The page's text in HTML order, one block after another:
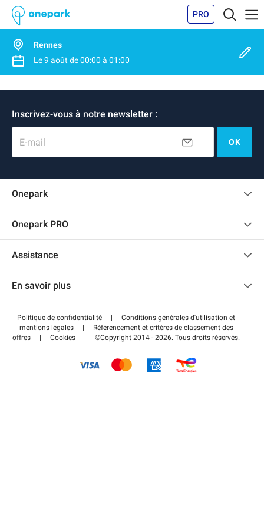
PRO
Rennes
Le9 août de00:00 à 01:00
Inscrivez-vous à notre newsletter :
E-mail OK
Onepark
Recrutement
Onepark PRO
Accéder à mon espace partenaire
Assistance
Centre d'aide
Régler votre stationnement FLOW
En savoir plus
Wiki
Guide du stationnement
Politique de confidentialité |
Conditions générales d'utilisation et
mentions légales
|
Référencement et critères de classement des
offres
| Cookies | ©Copyright 2014 - 2026. Tous droits réservés.